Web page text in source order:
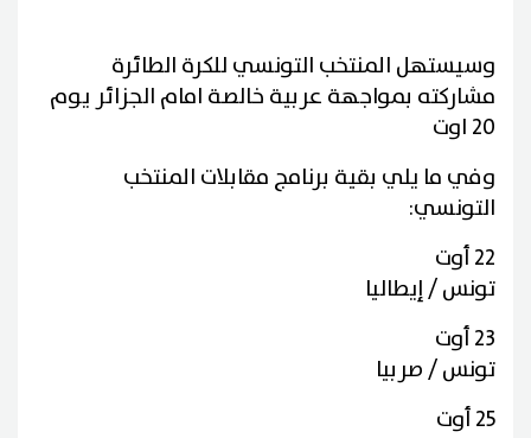
وسيستهل المنتخب التونسي للكرة الطائرة
مشاركته بمواجهة عربية خالصة امام الجزائر يوم
20 اوت
وفي ما يلي بقية برنامج مقابلات المنتخب
التونسي:
22 أوت
تونس / إيطاليا
23 أوت
تونس / صربيا
25 أوت